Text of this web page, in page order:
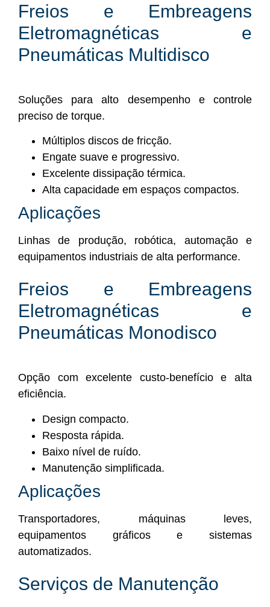
Freios e Embreagens
Eletromagnéticas e
Pneumáticas Multidisco
Soluções para alto desempenho e controle
preciso de torque.
Múltiplos discos de fricção.
Engate suave e progressivo.
Excelente dissipação térmica.
Alta capacidade em espaços compactos.
Aplicações
Linhas de produção, robótica, automação e
equipamentos industriais de alta performance.
Freios e Embreagens
Eletromagnéticas e
Pneumáticas Monodisco
Opção com excelente custo-benefício e alta
eficiência.
Design compacto.
Resposta rápida.
Baixo nível de ruído.
Manutenção simplificada.
Aplicações
Transportadores, máquinas leves,
equipamentos gráficos e sistemas
automatizados.
Serviços de Manutenção